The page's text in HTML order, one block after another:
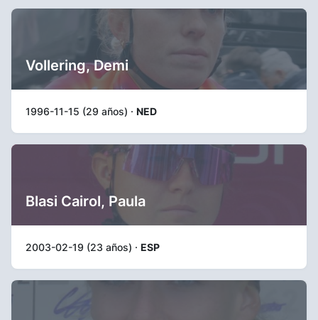
Vollering, Demi
1996-11-15 (29 años) · NED
Blasi Cairol, Paula
2003-02-19 (23 años) · ESP